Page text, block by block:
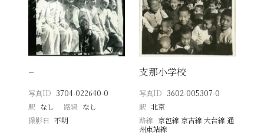
−
写真ID 3704-022640-0
駅 なし 路線 なし
撮影日
不明
支那小学校
写真ID 3602-005307-0
駅 北京
路線 京包線 京古線 大台線 通
州東站線